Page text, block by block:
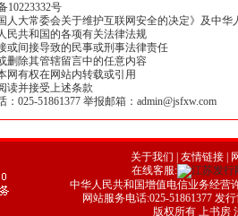
10223332号
人大常委会关于维护互联网安全的决定》及中
民共和国的各项有关法律法规
或间接导致的民事或刑事法律责任
删除其管辖留言中的任意内容
网有权在网站内转载或引用
读并接受上述条款
025-51861377 举报邮箱：admin@jsfxw.com
关于我们 友情链接 |
在线客服:
中华人民共和国增值电信业务经营
网站服务电话:025-51861377 发
版权所有 上书房